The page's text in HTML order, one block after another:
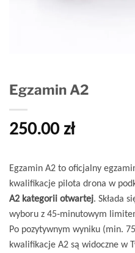
Egzamin A2
250.00zł
Egzamin A2 to oficjalny
kwalifikacje pilota drona w
A2 kategorii otwartej. Składa
wyboru z 45‑minutowym
Po pozytywnym wyniku (min.
kwalifikacje A2 są widoczne w